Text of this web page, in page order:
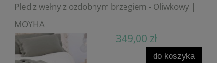
Pled z wełny z ozdobnym brzegiem - Oliwkowy |
MOYHA
349,00 zł
do koszyka